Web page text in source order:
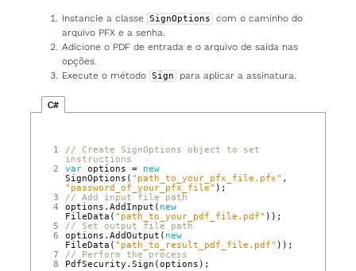
Instancie a classe SignOptions
com o caminho do
arquivo PFX e a senha.
Adicione o PDF de entrada e o arquivo de saída nas
opções.
Execute o método Sign para aplicar a assinatura.
C#
1
// Create SignOptions object to set
instructions
2
var options =
new
SignOptions ( "path_to_your_pfx_file.pfx" ,
"password_of_your_pfx_file" );
3
// Add input file path
4
options .AddInput ( new
FileData ( "path_to_your_pdf_file.pdf" ));
5
// Set output file path
6
options .AddOutput ( new
FileData ( "path_to_result_pdf_file.pdf" ));
7
// Perform the process
8
PdfSecurity .Sign (options );